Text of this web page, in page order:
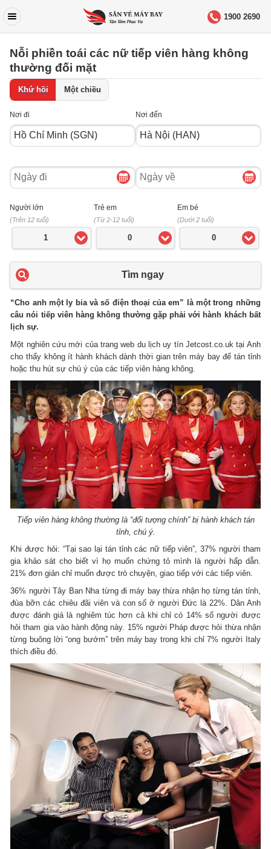
1900 2690
Nỗi phiền toái các nữ tiếp viên hàng không
thường đối mặt
Khứ hồi Một chiều
Nơi đi Nơi đến
Ngày
đi
Ngày
về
Người lớn
(Trên 12 tuổi)
1
Trẻ em
(Từ 2-12 tuổi)
0
Em bé
(Dưới 2 tuổi)
0
Tìm ngay
“Cho anh một ly bia và số điện thoại của em” là một trong những
câu nói tiếp viên hàng không thường gặp phải với hành khách bất
lịch sự.
Một nghiên cứu mới của trang web du lịch uy tín Jetcost.co.uk tại Anh
cho thấy không ít hành khách dành thời gian trên máy bay để tán tỉnh
hoặc thu hút sự chú ý của các tiếp viên hàng không.
Tiếp viên hàng không thường là “đối tượng chính” bị hành khách tán
tỉnh, chú ý.
Khi được hỏi: “Tại sao lại tán tỉnh các nữ tiếp viên”, 37% người tham
gia khảo sát cho biết vì họ muốn chứng tỏ mình là người hấp dẫn.
21% đơn giản chỉ muốn được trò chuyện, giao tiếp với các tiếp viên.
36% người Tây Ban Nha từng đi máy bay thừa nhận họ từng tán tỉnh,
đùa bỡn các chiêu đãi viên và con số ở người Đức là 22%. Dân Anh
được đánh giá là nghiêm túc hơn cả khi chỉ có 14% số người được
hỏi tham gia vào hành động này. 15% người Pháp được hỏi thừa nhận
từng buông lời “ong bướm” trên máy bay trong khi chỉ 7% người Italy
thích điều đó.